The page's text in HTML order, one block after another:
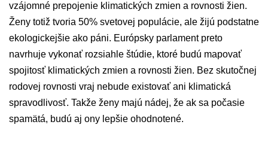
vzájomné prepojenie klimatických zmien a rovnosti žien.
Ženy totiž tvoria 50% svetovej populácie, ale žijú podstatne
ekologickejšie ako páni. Európsky parlament preto
navrhuje vykonať rozsiahle štúdie, ktoré budú mapovať
spojitosť klimatických zmien a rovnosti žien. Bez skutočnej
rodovej rovnosti vraj nebude existovať ani klimatická
spravodlivosť. Takže ženy majú nádej, že ak sa počasie
spamätá, budú aj ony lepšie ohodnotené.